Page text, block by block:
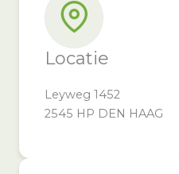
Locatie
Leyweg 1452
2545 HP DEN HAAG